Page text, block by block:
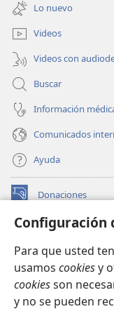
Configuración
Para que usted
usamos cookiesy
cookiesson
y no se pueden
ventana)
nueva
ventana)
Lo nuevo
Videos
Videos con
Buscar
Información
Comunicados
Ayuda
Donaciones
(abre
nueva BIBLIOTECA EN
una
nueva
ventana)
JW Hub
(abre
una
nueva JW Library